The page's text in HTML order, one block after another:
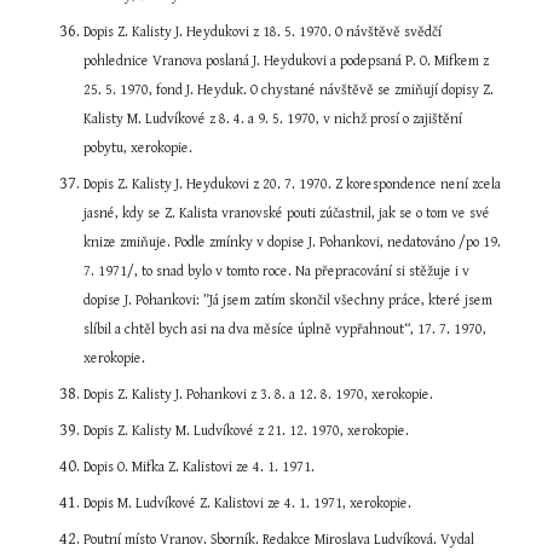
Dopis Z. Kalisty J. Heydukovi z 18. 5. 1970. O návštěvě svědčí
pohlednice Vranova poslaná J. Heydukovi a podepsaná P. O. Mifkem z
25. 5. 1970, fond J. Heyduk. O chystané návštěvě se zmiňují dopisy Z.
Kalisty M. Ludvíkové z 8. 4. a 9. 5. 1970, v nichž prosí o zajištění
pobytu, xerokopie.
Dopis Z. Kalisty J. Heydukovi z 20. 7. 1970. Z korespondence není zcela
jasné, kdy se Z. Kalista vranovské pouti zúčastnil, jak se o tom ve své
knize zmiňuje. Podle zmínky v dopise J. Pohankovi, nedatováno /po 19.
7. 1971/, to snad bylo v tomto roce. Na přepracování si stěžuje i v
dopise J. Pohankovi: ”Já jsem zatím skončil všechny práce, které jsem
slíbil a chtěl bych asi na dva měsíce úplně vypřahnout“, 17. 7. 1970,
xerokopie.
Dopis Z. Kalisty J. Pohankovi z 3. 8. a 12. 8. 1970, xerokopie.
Dopis Z. Kalisty M. Ludvíkové z 21. 12. 1970, xerokopie.
Dopis O. Mifka Z. Kalistovi ze 4. 1. 1971.
Dopis M. Ludvíkové Z. Kalistovi ze 4. 1. 1971, xerokopie.
Poutní místo Vranov. Sborník. Redakce Miroslava Ludvíková. Vydal